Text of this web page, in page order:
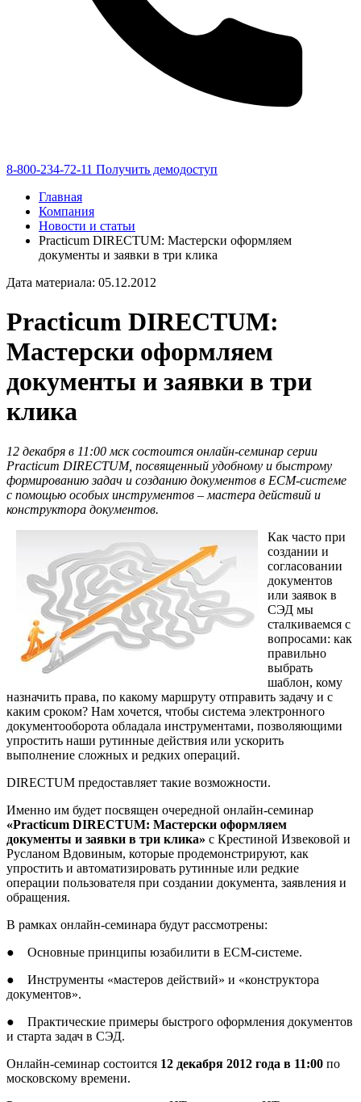
8-800-234-72-11 Получить демодоступ
Главная
Компания
Новости и статьи
Practicum DIRECTUM: Мастерски оформляем
документы и заявки в три клика
Дата материала: 05.12.2012
Practicum DIRECTUM:
Мастерски оформляем
документы и заявки в три
клика
12 декабря в 11:00 мск состоится онлайн-семинар серии
Practicum DIRECTUM, посвященный удобному и быстрому
формированию задач и созданию документов в ECM-системе
с помощью особых инструментов – мастера действий и
конструктора документов.
Как часто при
создании и
согласовании
документов
или заявок в
СЭД мы
сталкиваемся с
вопросами: как
правильно
выбрать
шаблон, кому
назначить права, по какому маршруту отправить задачу и с
каким сроком? Нам хочется, чтобы система электронного
документооборота обладала инструментами, позволяющими
упростить наши рутинные действия или ускорить
выполнение сложных и редких операций.
DIRECTUM предоставляет такие возможности.
Именно им будет посвящен очередной онлайн-семинар
«Practicum DIRECTUM: Мастерски оформляем
документы и заявки в три клика» с Крестиной Извековой и
Русланом Вдовиным, которые продемонстрируют, как
упростить и автоматизировать рутинные или редкие
операции пользователя при создании документа, заявления и
обращения.
В рамках онлайн-семинара будут рассмотрены:
● Основные принципы юзабилити в ECM-системе.
● Инструменты «мастеров действий» и «конструктора
документов».
● Практические примеры быстрого оформления документов
и старта задач в СЭД.
Онлайн-семинар состоится 12 декабря 2012 года в 11:00 по
московскому времени.